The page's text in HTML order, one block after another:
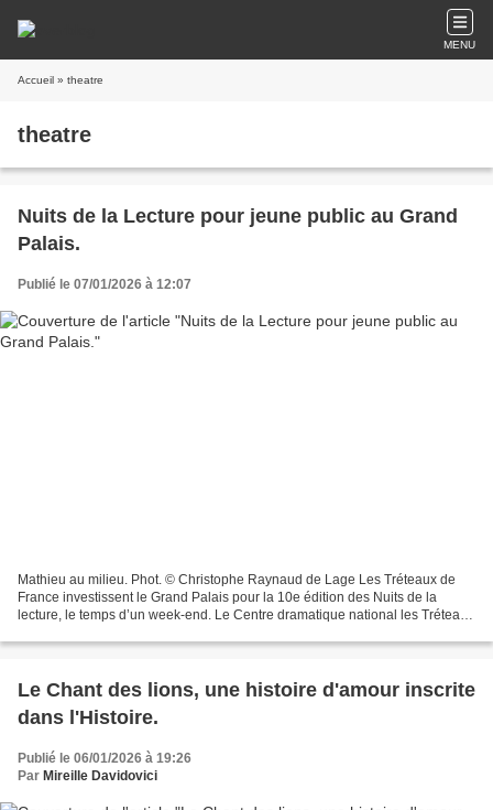
MENU
Accueil » theatre
theatre
Nuits de la Lecture pour jeune public au Grand
Palais.
Publié le 07/01/2026 à 12:07
Mathieu au milieu. Phot. © Christophe Raynaud de Lage Les Tréteaux de
France investissent le Grand Palais pour la 10e édition des Nuits de la
lecture, le temps d’un week-end. Le Centre dramatique national les Tréteaux
Le Chant des lions, une histoire d'amour inscrite
dans l'Histoire.
Publié le 06/01/2026 à 19:26
Par Mireille Davidovici